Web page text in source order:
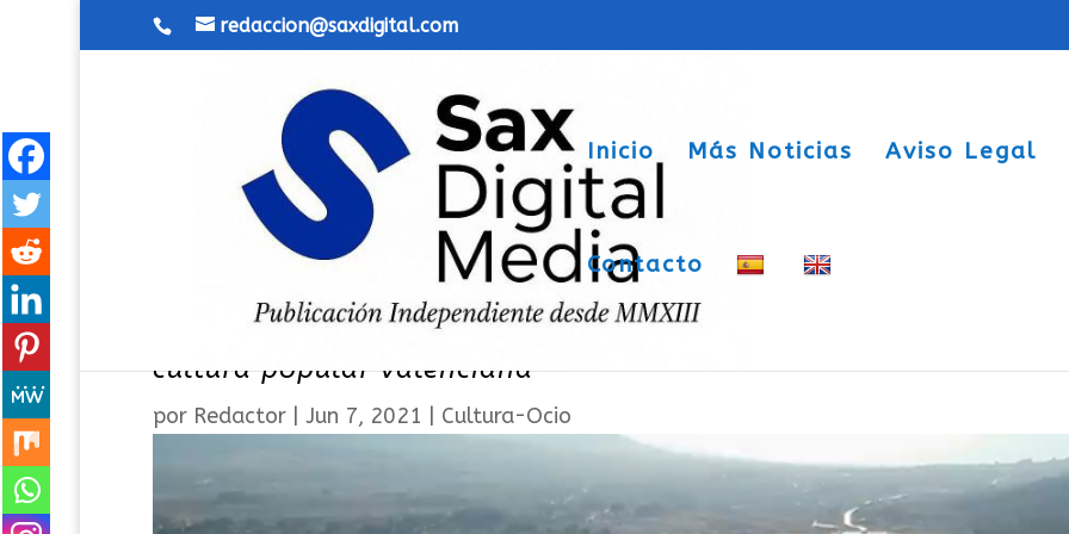
redaccion@saxdigital.com
Inicio Más Noticias Aviso Legal
Contacto
Sax se queda fuera de las ayudas para el fomento de la lengua
cultura popular valenciana
por Redactor| Jun 7, 2021 Cultura-Ocio